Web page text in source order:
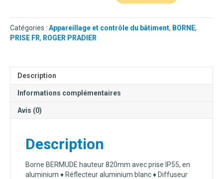
ALUMINIUM
AVEC
PRISE
N°3
Catégories : Appareillage et contrôle du bâtiment, BORNE,
PRISE FR, ROGER PRADIER
Description
Informations complémentaires
Avis (0)
Description
Borne BERMUDE hauteur 820mm avec prise IP55, en
aluminium ♦ Réflecteur aluminium blanc ♦ Diffuseur